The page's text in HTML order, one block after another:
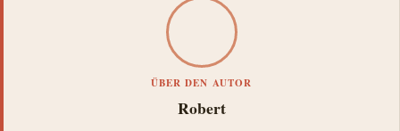
ÜBER DEN AUTOR
Robert